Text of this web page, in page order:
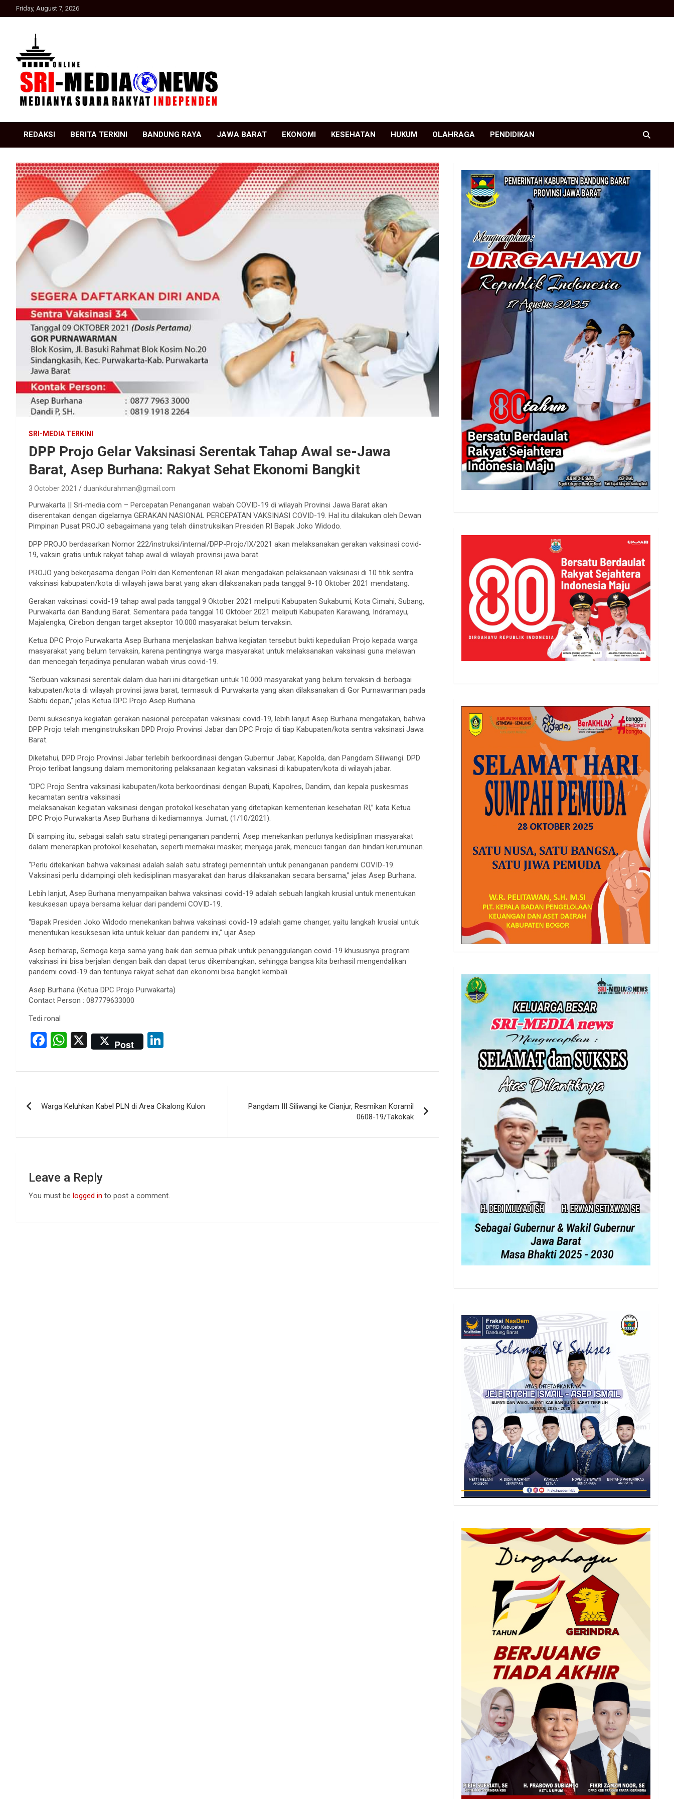
to
Friday, August 7, 2026
SRI Media news
REDAKSI BERITA TERKINI BANDUNG RAYA JAWA BARAT EKONOMI KESEHATAN HUKUM OLAHRAGA PENDIDIKAN
SRI-MEDIA TERKINI
DPP Projo Gelar Vaksinasi Serentak Tahap Awal se-Jawa
Barat, Asep Burhana: Rakyat Sehat Ekonomi Bangkit
3 October 2021 duankdurahman@gmail.com
Purwakarta || Sri-media.com – Percepatan Penanganan wabah COVID-19 di wilayah Provinsi Jawa Barat akan
diserentakan dengan digelarnya GERAKAN NASIONAL PERCEPATAN VAKSINASI COVID-19. Hal itu dilakukan oleh Dewan
Pimpinan Pusat PROJO sebagaimana yang telah diinstruksikan Presiden RI Bapak Joko Widodo.
DPP PROJO berdasarkan Nomor 222/instruksi/internal/DPP-Projo/IX/2021 akan melaksanakan gerakan vaksinasi covid-
19, vaksin gratis untuk rakyat tahap awal di wilayah provinsi jawa barat.
PROJO yang bekerjasama dengan Polri dan Kementerian RI akan mengadakan pelaksanaan vaksinasi di 10 titik sentra
vaksinasi kabupaten/kota di wilayah jawa barat yang akan dilaksanakan pada tanggal 9-10 Oktober 2021 mendatang.
Gerakan vaksinasi covid-19 tahap awal pada tanggal 9 Oktober 2021 meliputi Kabupaten Sukabumi, Kota Cimahi, Subang,
Purwakarta dan Bandung Barat. Sementara pada tanggal 10 Oktober 2021 meliputi Kabupaten Karawang, Indramayu,
Majalengka, Cirebon dengan target akseptor 10.000 masyarakat belum tervaksin.
Ketua DPC Projo Purwakarta Asep Burhana menjelaskan bahwa kegiatan tersebut bukti kepedulian Projo kepada warga
masyarakat yang belum tervaksin, karena pentingnya warga masyarakat untuk melaksanakan vaksinasi guna melawan
dan mencegah terjadinya penularan wabah virus covid-19.
“Serbuan vaksinasi serentak dalam dua hari ini ditargetkan untuk 10.000 masyarakat yang belum tervaksin di berbagai
kabupaten/kota di wilayah provinsi jawa barat, termasuk di Purwakarta yang akan dilaksanakan di Gor Purnawarman pada
Sabtu depan,” jelas Ketua DPC Projo Asep Burhana.
Demi suksesnya kegiatan gerakan nasional percepatan vaksinasi covid-19, lebih lanjut Asep Burhana mengatakan, bahwa
DPP Projo telah menginstruksikan DPD Projo Provinsi Jabar dan DPC Projo di tiap Kabupaten/kota sentra vaksinasi Jawa
Barat.
Diketahui, DPD Projo Provinsi Jabar terlebih berkoordinasi dengan Gubernur Jabar, Kapolda, dan Pangdam Siliwangi. DPD
Projo terlibat langsung dalam memonitoring pelaksanaan kegiatan vaksinasi di kabupaten/kota di wilayah jabar.
“DPC Projo Sentra vaksinasi kabupaten/kota berkoordinasi dengan Bupati, Kapolres, Dandim, dan kepala puskesmas
kecamatan sentra vaksinasi
melaksanakan kegiatan vaksinasi dengan protokol kesehatan yang ditetapkan kementerian kesehatan RI,” kata Ketua
DPC Projo Purwakarta Asep Burhana di kediamannya. Jumat, (1/10/2021).
Di samping itu, sebagai salah satu strategi penanganan pandemi, Asep menekankan perlunya kedisiplinan masyarakat
dalam menerapkan protokol kesehatan, seperti memakai masker, menjaga jarak, mencuci tangan dan hindari kerumunan.
“Perlu ditekankan bahwa vaksinasi adalah salah satu strategi pemerintah untuk penanganan pandemi COVID-19.
Vaksinasi perlu didampingi oleh kedisiplinan masyarakat dan harus dilaksanakan secara bersama,” jelas Asep Burhana.
Lebih lanjut, Asep Burhana menyampaikan bahwa vaksinasi covid-19 adalah sebuah langkah krusial untuk menentukan
kesuksesan upaya bersama keluar dari pandemi COVID-19.
“Bapak Presiden Joko Widodo menekankan bahwa vaksinasi covid-19 adalah game changer, yaitu langkah krusial untuk
menentukan kesuksesan kita untuk keluar dari pandemi ini,” ujar Asep
Asep berharap, Semoga kerja sama yang baik dari semua pihak untuk penanggulangan covid-19 khususnya program
vaksinasi ini bisa berjalan dengan baik dan dapat terus dikembangkan, sehingga bangsa kita berhasil mengendalikan
pandemi covid-19 dan tentunya rakyat sehat dan ekonomi bisa bangkit kembali.
Asep Burhana (Ketua DPC Projo Purwakarta)
Contact Person : 087779633000
Tedi ronal
F
ce
o
k
W
at
A
p
X Post
ke
n
navigation
Warga Keluhkan Kabel PLN di Area Cikalong Kulon
Pangdam III Siliwangi ke Cianjur, Resmikan Koramil
0608-19/Takokak
Leave a Reply
You must be logged in to post a comment.